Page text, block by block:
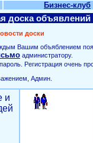
Бизнес-клуб
доска объявлений
доски
Вашим объяблением
администратору.
Регистрация очень
Админ.
и